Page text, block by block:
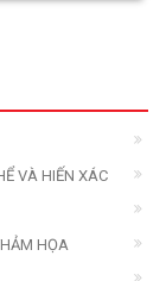
VÀ HIẾN XÁC
HỌA